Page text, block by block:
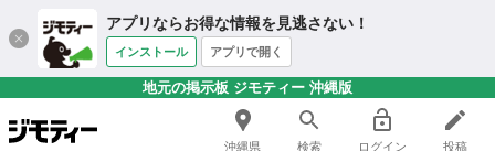
アプリならお得な情報を見逃さない！
インストール アプリで開く
地元の掲示板 ジモティー 沖縄版
沖縄県 検索 ログイン 投稿